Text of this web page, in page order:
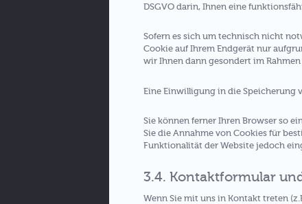
DSGVO darin, Ihnen eine
Sofern es sich um technisch nicht
Cookie auf Ihrem Endgerät nur
wir Ihnen dann gesondert im
Eine Einwilligung in die Speicherung
Sie können ferner Ihren Browser so
Sie die Annahme von Cookies für
Funktionalität der Website jedoch
3.4. Kontaktformular
Wenn Sie mit uns in Kontakt treten